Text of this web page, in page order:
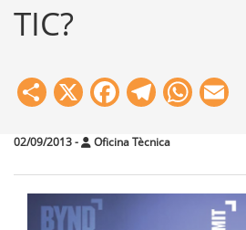
TIC?
Share
X Facebook
02/09/2013- Oficina Tècnica